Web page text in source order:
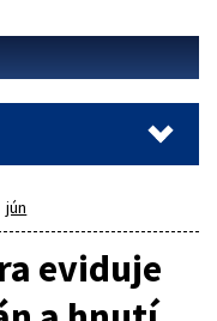
jún
eviduje